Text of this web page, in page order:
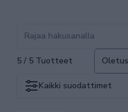
5 / 5 Tuotteet
Kaikki suodattimet